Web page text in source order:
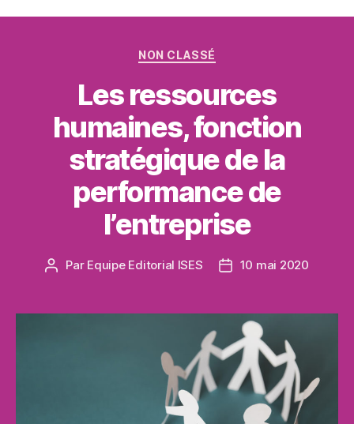
Catégories
NON CLASSÉ
Les ressources
humaines, fonction
stratégique de la
performance de
l’entreprise
Auteur
Par Equipe Editorial ISES
Date10 mai 2020